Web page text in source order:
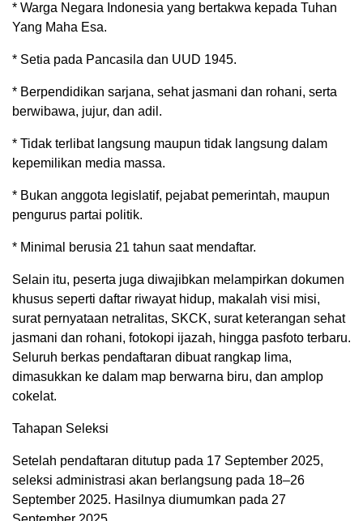
* Warga Negara Indonesia yang bertakwa kepada Tuhan
Yang Maha Esa.
* Setia pada Pancasila dan UUD 1945.
* Berpendidikan sarjana, sehat jasmani dan rohani, serta
berwibawa, jujur, dan adil.
* Tidak terlibat langsung maupun tidak langsung dalam
kepemilikan media massa.
* Bukan anggota legislatif, pejabat pemerintah, maupun
pengurus partai politik.
* Minimal berusia 21 tahun saat mendaftar.
Selain itu, peserta juga diwajibkan melampirkan dokumen
khusus seperti daftar riwayat hidup, makalah visi misi,
surat pernyataan netralitas, SKCK, surat keterangan sehat
jasmani dan rohani, fotokopi ijazah, hingga pasfoto terbaru.
Seluruh berkas pendaftaran dibuat rangkap lima,
dimasukkan ke dalam map berwarna biru, dan amplop
cokelat.
Tahapan Seleksi
Setelah pendaftaran ditutup pada 17 September 2025,
seleksi administrasi akan berlangsung pada 18–26
September 2025. Hasilnya diumumkan pada 27